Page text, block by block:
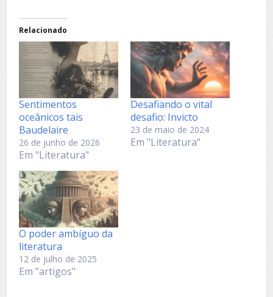
Relacionado
Sentimentos
oceânicos tais
Baudelaire
26 de junho de 2026
Em "Literatura"
Desafiando o vital
desafio: Invicto
23 de maio de 2024
Em "Literatura"
O poder ambíguo da
literatura
12 de julho de 2025
Em "artigos"